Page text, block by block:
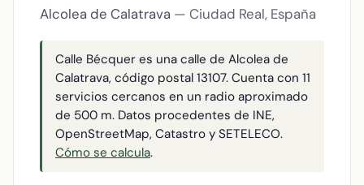
Alcolea de Calatrava — Ciudad Real, España
Calle Bécquer es una calle de Alcolea de
Calatrava, código postal 13107. Cuenta con 11
servicios cercanos en un radio aproximado
de 500 m. Datos procedentes de INE,
OpenStreetMap, Catastro y SETELECO.
Cómo se calcula.